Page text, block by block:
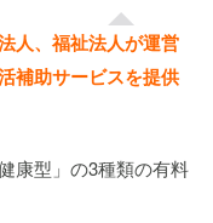
人、福祉法人が運営
補助サービスを提供
康型」の3種類の有料